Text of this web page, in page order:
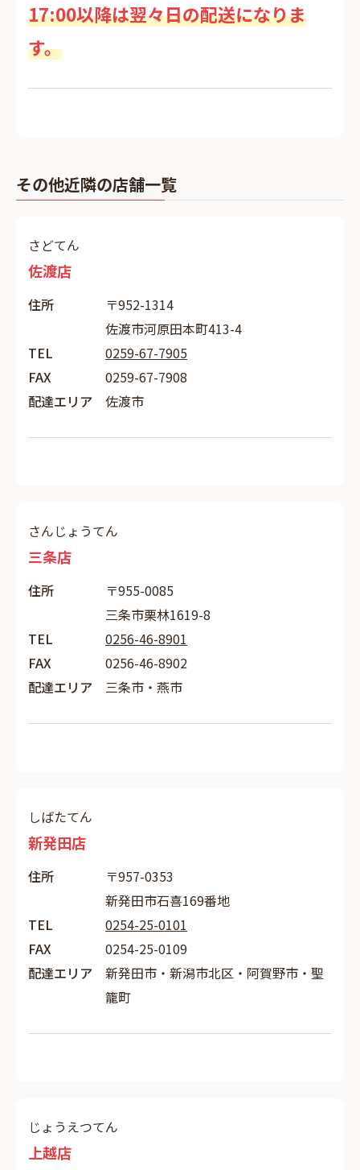
17:00以降は翌々日の配送になりま
す。
その他近隣の店舗一覧
さどてん
佐渡店
住所
〒952-1314
佐渡市河原田本町413-4
TEL
0259-67-7905
FAX
0259-67-7908
配達エリア
佐渡市
さんじょうてん
三条店
住所
〒955-0085
三条市栗林1619-8
TEL
0256-46-8901
FAX
0256-46-8902
配達エリア
三条市・燕市
しばたてん
新発田店
住所
〒957-0353
新発田市石喜169番地
TEL
0254-25-0101
FAX
0254-25-0109
配達エリア
新発田市・新潟市北区・阿賀野市・聖
籠町
じょうえつてん
上越店